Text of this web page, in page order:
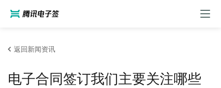
返回新闻资讯
电子合同签订我们主要关注哪些